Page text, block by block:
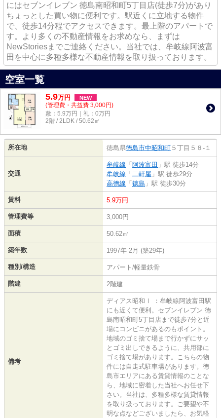
にはセブンイレブン 徳島南昭和町5丁目店(徒歩7分)があり
ちょっとした買い物に便利です。駅近くに立地する物件
で、徒歩14分程でアクセスできます。最上階のアパートで
す。より多くの不動産情報をお求めなら、まずは
NewStoriesまでご連絡ください。当社では、牟岐線阿波富
田を中心に多種多様な不動産情報を取り扱っております。
空室一覧
5.9万円 NEW
(管理費・共益費 3,000円)
敷：5.9万円｜礼：0万円
2階 / 2LDK / 50.62㎡
所在地 徳島県徳島市中昭和町 ５丁目５８-１
交通
牟岐線 「 阿波富田 」駅 徒歩14分
牟岐線 「 二軒屋 」駅 徒歩29分
高徳線 「 徳島 」駅 徒歩30分
賃料 5.9万円
管理費等 3,000円
面積 50.62㎡
築年数 1997年 2月 (築29年)
種別/構造 アパート/軽量鉄骨
階建 2階建
備考
ディアス昭和Ⅰ ：牟岐線阿波富田駅
にも近くて便利。セブンイレブン 徳
島南昭和町5丁目店まで徒歩7分と近
場にコンビニがあるのもポイント。
地域のゴミ捨て場まで行かずにサッ
とゴミ出しできるように、共用部に
ゴミ捨て場があります。こちらの物
件には自走式駐車場があります。徳
島市エリアにある賃貸情報のことな
ら、地域に密着した当社へお任せ下
さい。当社は、多種多様な賃貸情報
を取り扱っております。ご要望や不
明な点などございましたら、お気軽